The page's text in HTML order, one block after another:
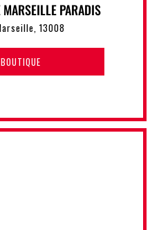
MARSEILLE PARADIS
13008